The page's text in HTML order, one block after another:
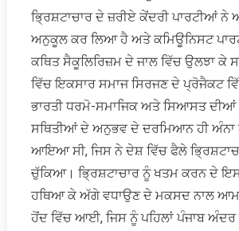
ਭ੍ਰਿਸ਼ਟਾਚਾਰ ਦੇ ਜ਼ਰੀਏ ਕੇਂਦਰੀ ਪਾਰਟੀਆਂ
ਅਨੁਕੂਲ ਕਰ ਲਿਆ ਹੈ ਅਤੇ ਕਮਿਊਨਿਸਟ
ਕਥਿਤ ਸੈਕੂਲਿਰਿਜ਼ਮ ਦੇ ਜਾਲ ਵਿੱਚ ਉਲਝਾ ਕੇ
ਵਿੱਚ ਇਕਸਾਰ ਸਮਾਜ ਸਿਰਜਣ ਦੇ ਪ੍ਰੋਜੈਕਟ
ਭਾਰਤੀ ਧਰਮੋ-ਸਮਾਜਿਕ ਅਤੇ ਸਿਆਸਤ
ਸਥਿਤੀਆਂ ਦੇ ਅਨੁਭਵ ਦੇ ਦਰਮਿਆਨ ਹੀ
ਆਇਆ ਸੀ, ਜਿਸ ਨੇ ਦੇਸ਼ ਵਿੱਚ ਫੈਲੇ
ਚੁੱਕਿਆ। ਭ੍ਰਿਸ਼ਟਾਚਾਰ ਨੂੰ ਖਤਮ ਕਰਨ ਦੇ
ਹਥਿਆ ਕੇ ਅੱਗੇ ਵਧਾਉਣ ਦੇ ਮਕਸਦ ਨਾਲ ਆਮ
ਹੋਂਦ ਵਿੱਚ ਆਈ, ਜਿਸ ਨੂੰ ਪਹਿਲਾਂ ਪੰਜਾਬ ਅੰਦਰ